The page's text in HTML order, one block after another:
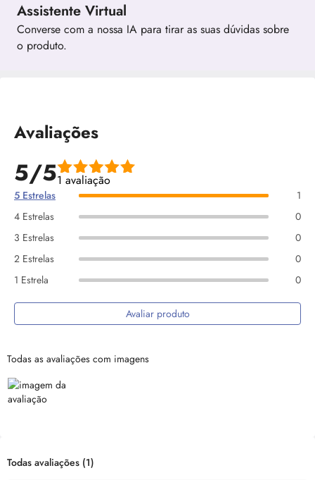
Assistente Virtual
Converse com a nossa IA para tirar as suas dúvidas sobre
o produto.
Avaliações
5/51 avaliação
5 Estrelas
1
4 Estrelas
0
3 Estrelas
0
2 Estrelas
0
1 Estrela
0
Avaliar produto
Todas as avaliações com imagens
Todas avaliações (1)